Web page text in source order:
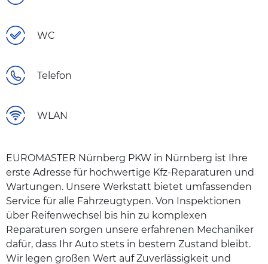
WC
Telefon
WLAN
EUROMASTER Nürnberg PKW in Nürnberg ist Ihre
erste Adresse für hochwertige Kfz-Reparaturen und
Wartungen. Unsere Werkstatt bietet umfassenden
Service für alle Fahrzeugtypen. Von Inspektionen
über Reifenwechsel bis hin zu komplexen
Reparaturen sorgen unsere erfahrenen Mechaniker
dafür, dass Ihr Auto stets in bestem Zustand bleibt.
Wir legen großen Wert auf Zuverlässigkeit und